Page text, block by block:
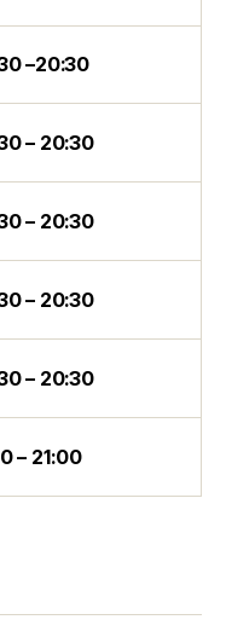
–20:30
– 20:30
– 20:30
– 20:30
– 20:30
– 21:00